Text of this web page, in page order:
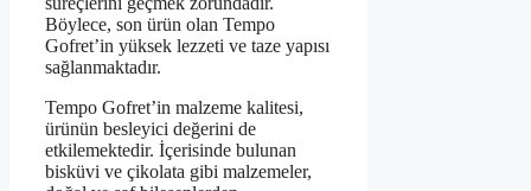
Böylece, son ürün olan Tempo
Gofret’in yüksek lezzeti ve taze yapısı
sağlanmaktadır.
Tempo Gofret’in malzeme kalitesi,
ürünün besleyici değerini de
etkilemektedir. İçerisinde bulunan
bisküvi ve çikolata gibi malzemeler,